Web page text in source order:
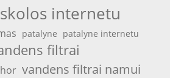
internetu
patalyne patalyne internetu
filtrai
vandens filtrai namui